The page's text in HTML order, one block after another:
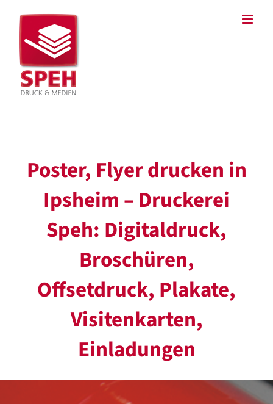
Inhalt
springen
Poster, Flyer drucken in
Ipsheim – Druckerei
Speh: Digitaldruck,
Broschüren,
Offsetdruck, Plakate,
Visitenkarten,
Einladungen